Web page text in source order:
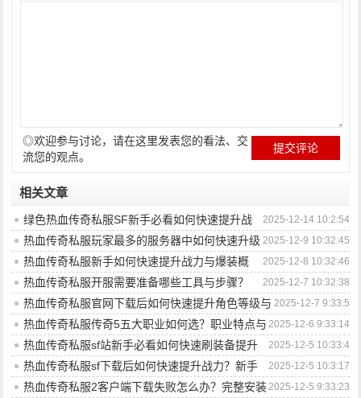
◎欢迎参与讨论，请在这里发表您的看法、交
流您的观点。
相关文章
2025-12-14 10:2:54
绿色热血传奇私服SF新手必看如何快速提升战
力等级？
2025-12-9 10:32:45
热血传奇私服玩家最多的服务器中如何快速升级
并获取稀有装备？
2025-12-8 10:32:46
热血传奇私服新手如何快速提升战力与爆装概
率？
2025-12-7 10:32:38
热血传奇私服开服需要准备哪些工具与步骤？
2025-12-7 9:33:5
热血传奇私服官网下载后如何快速提升角色等级与
装备品质？
2025-12-6 9:33:14
热血传奇私服传奇5五大职业如何选？职业特点与
新手选择指南？
2025-12-5 10:33:4
热血传奇私服sf站新手必看如何快速刷装备提升
战力？
2025-12-5 10:3:17
热血传奇私服sf下载后如何快速提升战力？新手
必备技巧解析
2025-12-5 9:33:23
热血传奇私服2客户端下载失败怎么办？完整安装